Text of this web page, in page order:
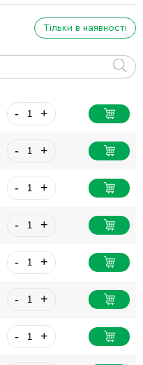
Тільки в наявності
- +
- +
- +
- +
- +
- +
- +